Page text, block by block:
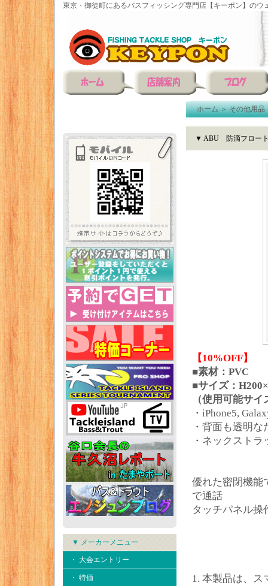
東京・御徒町にあるバスフィッシング専門店【キーポン】のウ
▼ メーカーメニュー
・ 大会エントリー
・ 特価
ホーム＞その他用品
▼ ABU 防滴フロー
【10%OFF】
■素材：PVC
■サイズ：
（使用可能サ
・iPhone5,
・背面も透明
・ネックスト
優れた密閉機能
で通話
タッチパネル操
1. 本製品は、